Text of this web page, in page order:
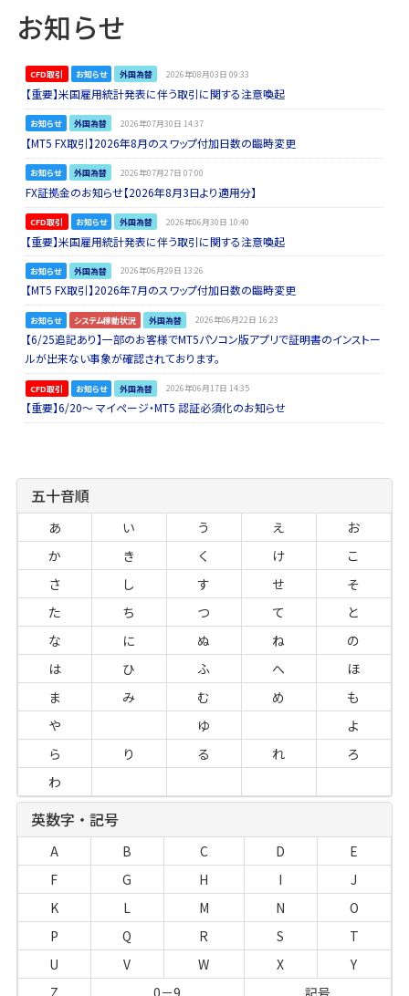
お知らせ
CFD取引 お知らせ 外国為替 2026年08月03日 09:33
【重要】米国雇用統計発表に伴う取引に関する注意喚起
お知らせ 外国為替 2026年07月30日 14:37
【MT5 FX取引】2026年8月のスワップ付加日数の臨時変更
お知らせ 外国為替 2026年07月27日 07:00
FX証拠金のお知らせ【2026年8月3日より適用分】
CFD取引 お知らせ 外国為替 2026年06月30日 10:40
【重要】米国雇用統計発表に伴う取引に関する注意喚起
お知らせ 外国為替 2026年06月29日 13:26
【MT5 FX取引】2026年7月のスワップ付加日数の臨時変更
お知らせ システム稼動状況 外国為替 2026年06月22日 16:23
【6/25追記あり】一部のお客様でMT5パソコン版アプリで証明書のインストー
ルが出来ない事象が確認されております。
CFD取引 お知らせ 外国為替 2026年06月17日 14:35
【重要】6/20～ マイページ・MT5 認証必須化のお知らせ
五十音順
あ い う え
お
か
き く け
こ
さ
し す せ
そ
た
ち つ て
と
な
に ぬ ね
の
は
ひ ふ へ
ほ
ま
み む め
も
や
ゆ
よ
ら
り る れ
ろ
わ
英数字・記号
A B C D
E
F
G H I
J
K
L M N
O
P
Q R S
T
U
V W X
Y